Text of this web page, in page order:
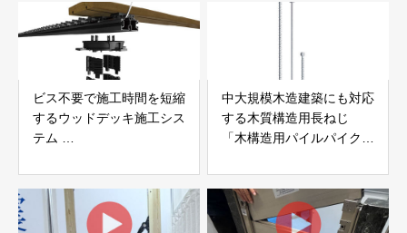
ビス不要で施工時間を短縮
するウッドデッキ施工シス
テム
JAPAN
中大規模木造建築にも対応
する木質構造用長ねじ
「木構造用パイルパイクビ